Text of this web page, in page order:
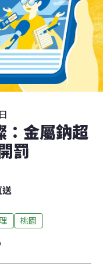
：金屬鈉超
罰
桃園